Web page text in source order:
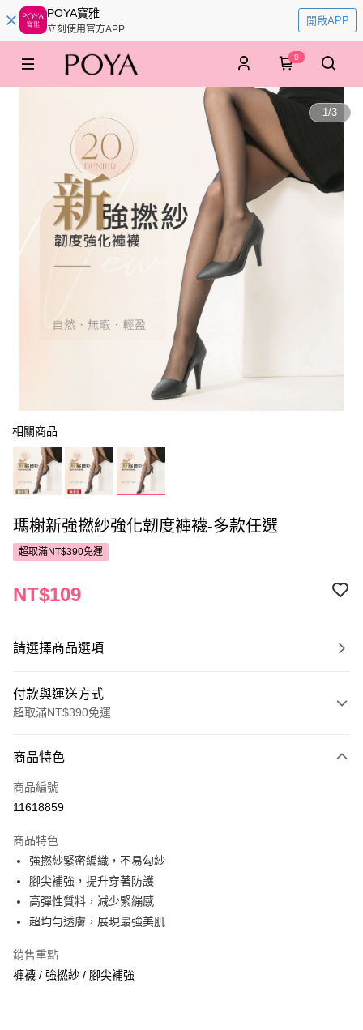
POYA寶雅
立刻使用官方APP
開啟APP
0
1/3
相關商品
瑪榭新強撚紗強化韌度褲襪-多款任選
超取滿NT$390免運
NT$109
請選擇商品選項
付款與運送方式
超取滿NT$390免運
POYA支付
信用卡一次付款
LINE Pay
Apple Pay
街口支付
悠遊付
Google Pay
商品特色
商品編號
11618859
商品特色
強撚紗緊密編織，不易勾紗
腳尖補強，提升穿著防護
高彈性質料，減少緊繃感
超均勻透膚，展現最強美肌
銷售重點
褲襪 / 強撚紗 / 腳尖補強